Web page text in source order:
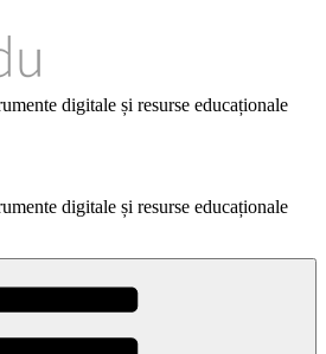
digitale și resurse educaționale
digitale și resurse educaționale